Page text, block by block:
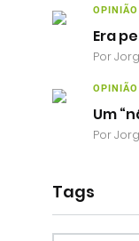
OPINIÃO
Era
Por
OPINIÃO
Um
Por
Tags